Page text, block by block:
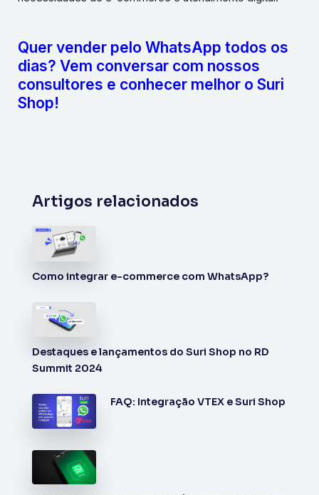
Quer vender pelo WhatsApp todos os
dias? Vem conversar com nossos
consultores e conhecer melhor o Suri
Shop!
Artigos relacionados
Como integrar e-commerce com WhatsApp?
Destaques e lançamentos do Suri Shop no RD
Summit 2024
FAQ: Integração VTEX e Suri Shop